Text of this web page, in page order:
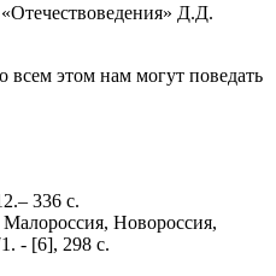
Д.Д.
этом нам могут поведать
336 с.
Новороссия,
- [6], 298 с.